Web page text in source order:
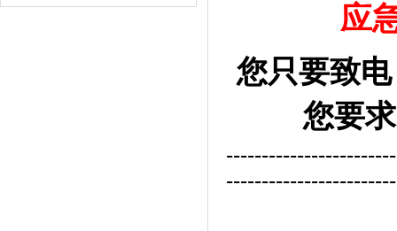
应
您只要致
您要